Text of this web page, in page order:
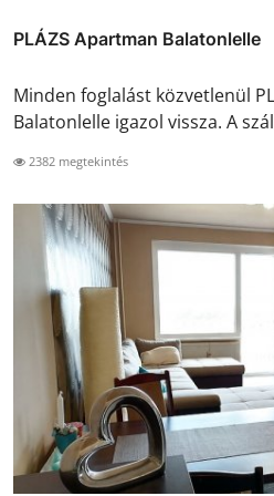
PLÁZS Apartman Balatonlelle
Minden foglalást közvetlenül
Balatonlelle igazol vissza. A
2382 megtekintés